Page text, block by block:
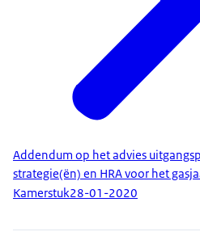
Addendum op het advies
strategie(ën) en HRA voor het
Kamerstuk28-01-2020